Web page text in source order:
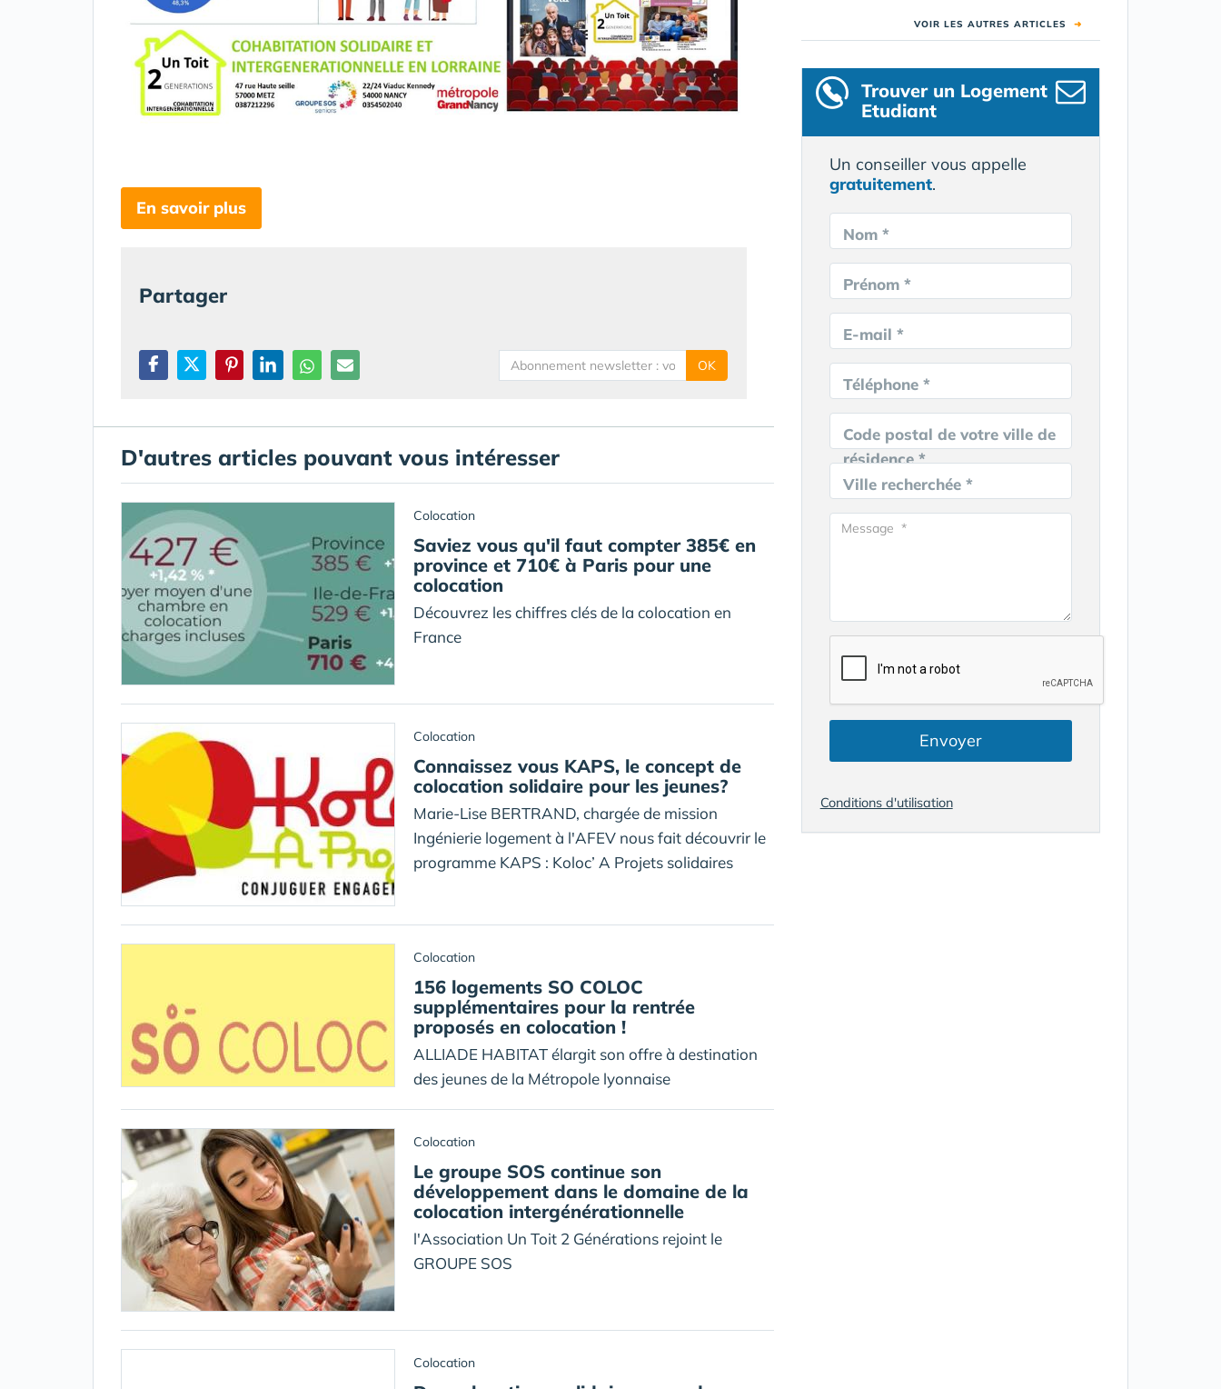
En savoir plus
Partager
OK
D'autres articles pouvant vous intéresser
Colocation
Saviez vous qu'il faut compter 385€ en
province et 710€ à Paris pour une
colocation
Découvrez les chiffres clés de la colocation en
France
Colocation
Connaissez vous KAPS, le concept de
colocation solidaire pour les jeunes?
Marie-Lise BERTRAND, chargée de mission
Ingénierie logement à l'AFEV nous fait découvrir le
programme KAPS : Koloc’ A Projets solidaires
Colocation
156 logements SO COLOC
supplémentaires pour la rentrée
proposés en colocation !
ALLIADE HABITAT élargit son offre à destination
des jeunes de la Métropole lyonnaise
Colocation
Le groupe SOS continue son
développement dans le domaine de la
colocation intergénérationnelle
l'Association Un Toit 2 Générations rejoint le
GROUPE SOS
Colocation
VOIR LES AUTRES ARTICLES ➜
Trouver un Logement
Etudiant
Un conseiller vous appelle
gratuitement.
Nom *
Prénom *
E-mail *
Téléphone *
Code postal de votre ville de
résidence *
Ville recherchée *
Envoyer
Conditions d'utilisation